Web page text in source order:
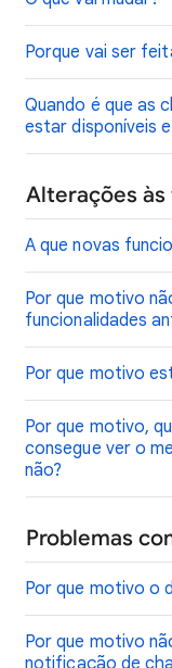
Porque vai ser
Quando é que as
estar disponíveis
Alterações
A que novas
Por que motivo
funcionalidades
Por que motivo
Por que motivo,
consegue ver o
não?
Problemas
Por que motivo o
Por que motivo
notificação de